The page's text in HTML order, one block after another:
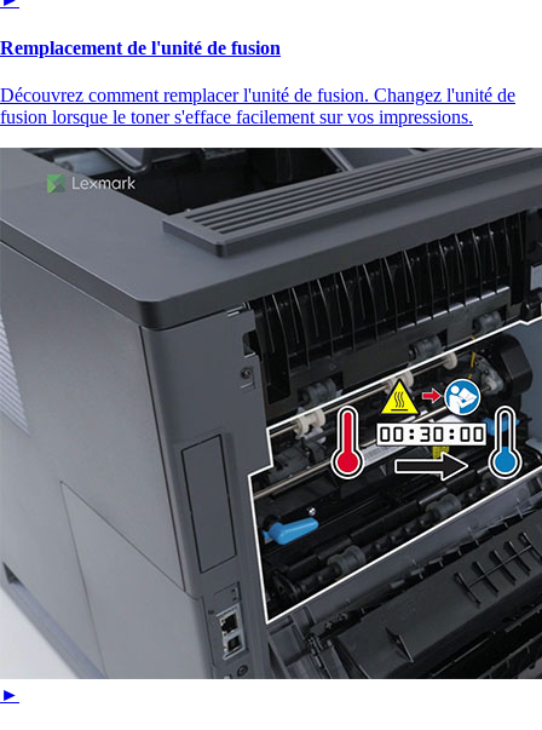
Remplacement de l'unité de fusion
Découvrez comment remplacer l'unité de fusion. Changez l'unité de
fusion lorsque le toner s'efface facilement sur vos impressions.
►